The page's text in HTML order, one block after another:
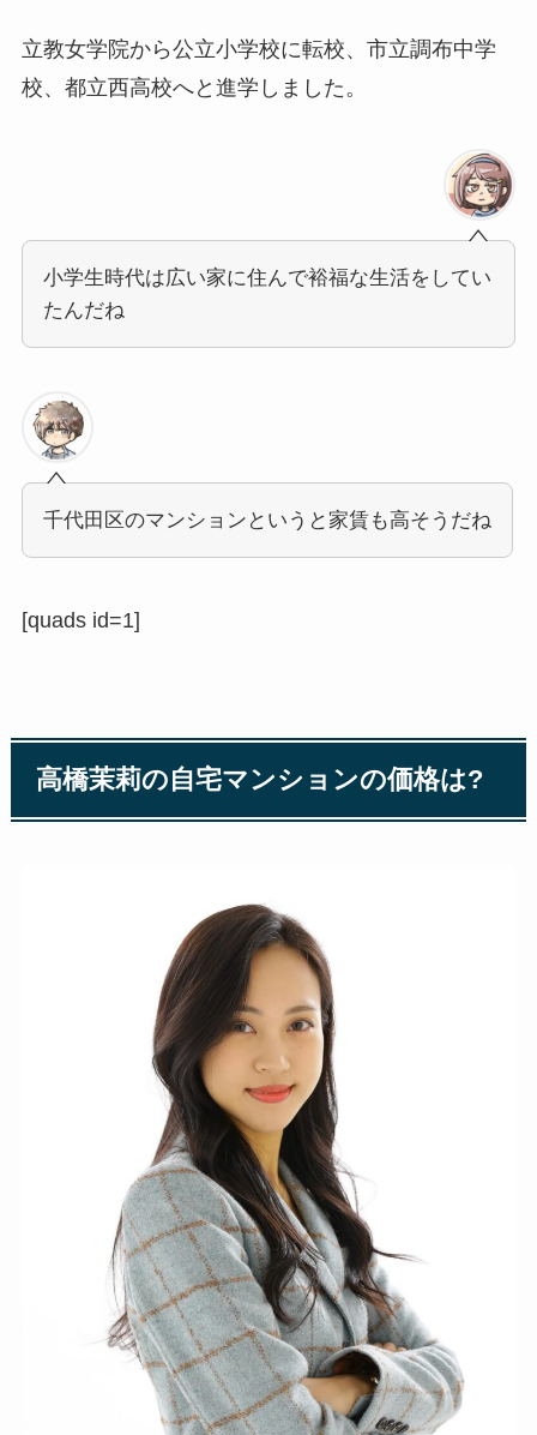
立教女学院から公立小学校に転校、市立調布中学
校、都立西高校へと進学しました。
小学生時代は広い家に住んで裕福な生活をしてい
たんだね
千代田区のマンションというと家賃も高そうだね
[quads id=1]
高橋茉莉の自宅マンションの価格は?